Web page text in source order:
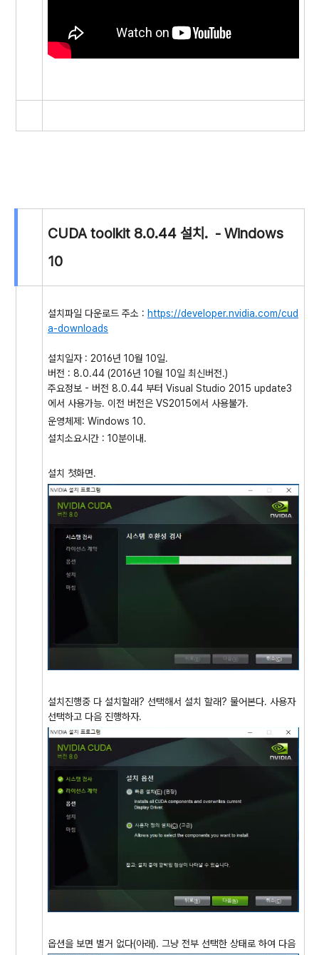
CUDA toolkit 8.0.44 설치. - Windows
10
설치파일 다운로드 주소 : https://developer.nvidia.com/cud
a-downloads
설치일자 : 2016년 10월 10일.
버전 : 8.0.44 (2016년 10월 10일 최신버전.)
주요정보 - 버전 8.0.44 부터 Visual Studio 2015 update3
에서 사용가능. 이전 버전은 VS2015에서 사용불가.
운영체제: Windows 10.
설치소요시간 : 10분이내.
설치 첫화면.
설치진행중 다 설치할래? 선택해서 설치 할래? 물어본다. 사용자
선택하고 다음 진행하자.
옵션을 보면 별거 없다(아래). 그냥 전부 선택한 상태로 하여 다음